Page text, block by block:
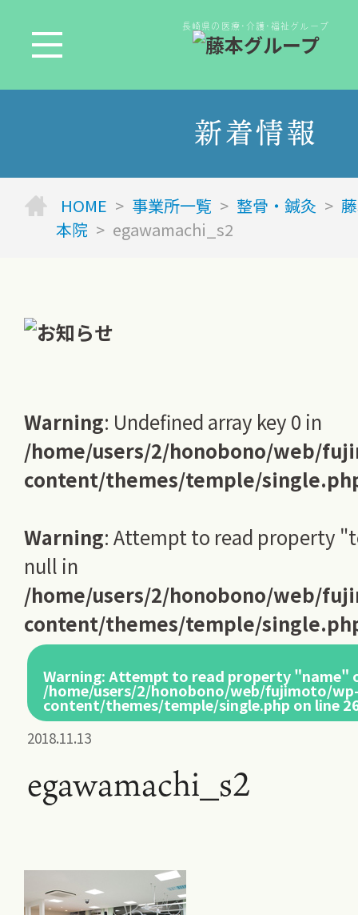
長崎県の医療･介護･福祉グループ
新着情報
HOME > 事業所一覧 > 整骨・鍼灸 >
本院 > egawamachi_s2
Warning: Undefined array key 0 in
/home/users/2/honobono/web/
content/themes/temple/
Warning: Attempt to read property
null in
/home/users/2/honobono/web/
content/themes/temple/
Warning: Attempt to read property "name"
/home/users/2/honobono/web/fujimoto/
content/themes/temple/single.php on line
2018.11.13
egawamachi_s2